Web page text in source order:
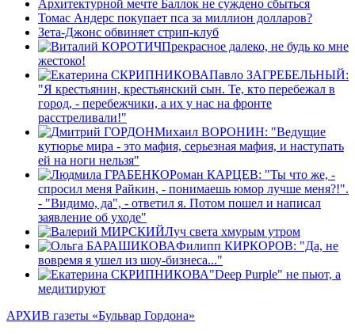
Архитектурной мечте Баллок не суждено сбыться
Томас Андерс покупает пса за миллион долларов?
Зета-Джонс обвиняет стрип-клуб
Прекрасное далеко, не будь ко мне
жестоко!
Павло ЗАГРЕБЕЛЬНЫЙ:
"Я крестьянин, крестьянский сын. Те, кто перебежал в
город, - перебежчики, а их у нас на фронте
расстреливали!"
Михаил ВОРОНИН: "Ведущие
кутюрье мира - это мафия, серьезная мафия, и наступать
ей на ноги нельзя"
Роман КАРЦЕВ: "Ты что же, -
спросил меня Райкин, - понимаешь юмор лучше меня?!".
- "Видимо, да", - ответил я. Потом пошел и написал
заявление об уходе"
Луч света хмурым утром
Филипп КИРКОРОВ: "Да, не
вовремя я ушел из шоу-бизнеса..."
"Deep Purple" не пьют, а
медитируют
АРХИВ газеты «Бульвар Гордона»